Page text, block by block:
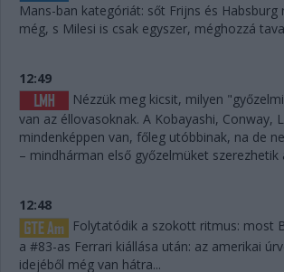
Mans-ban kategóriát: sőt Frijns és Habsburg
még, s Milesi is csak egyszer, méghozzá
12:49
Nézzük meg kicsit, milyen
van az éllovasoknak. A Kobayashi, Conway,
mindenképpen van, főleg utóbbinak, na de
– mindhárman első győzelmüket szerezhetik
12:48
Folytatódik a szokott ritmus: most
a #83-as Ferrari kiállása után: az amerikai
idejéből még van hátra...